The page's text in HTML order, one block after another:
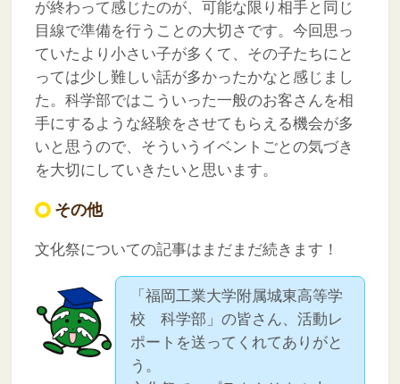
が終わって感じたのが、可能な限り相手と同じ
目線で準備を行うことの大切さです。今回思っ
ていたより小さい子が多くて、その子たちにと
っては少し難しい話が多かったかなと感じまし
た。科学部ではこういった一般のお客さんを相
手にするような経験をさせてもらえる機会が多
いと思うので、そういうイベントごとの気づき
を大切にしていきたいと思います。
その他
文化祭についての記事はまだまだ続きます！
「福岡工業大学附属城東高等学
校 科学部」の皆さん、活動レ
ポートを送ってくれてありがと
う。